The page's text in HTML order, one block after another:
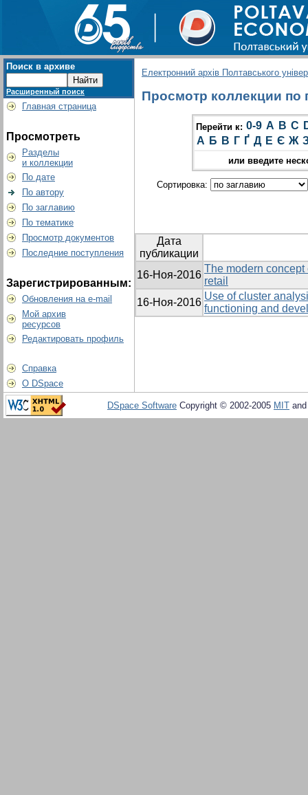
Поиск в архиве
Расширенный поиск
Главная страница
Просмотреть
Разделы
и коллекции
По дате
По автору
По заглавию
По тематике
Просмотр документов
Последние поступления
Зарегистрированным:
Обновления на e-mail
Мой архив
ресурсов
Редактировать профиль
Справка
О DSpace
Електронний архів Полтавського
Просмотр коллекции по
Перейти к: 0-9 A B C
А Б В Г Ґ Д Е Є Ж
или введите
Сортировка:
Дата
публикации
16-Ноя-2016
The modern
retail
16-Ноя-2016
Use of cluster
functioning and
DSpace Software Copyright © 2002-2005 MIT